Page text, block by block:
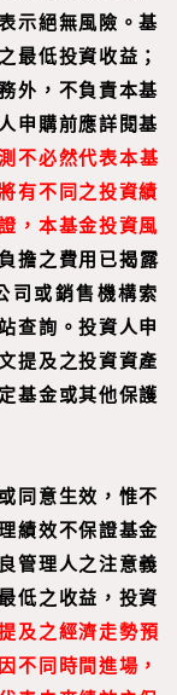
示絕無風險。基
最低投資收益；
外，不負責本基
申購前應詳閱基
不必然代表本基
有不同之投資績
，本基金投資風
擔之費用已揭露
司或銷售機構索
查詢。投資人申
提及之投資資產
基金或其他保護
同意生效，惟不
績效不保證基金
管理人之注意義
低之收益，投資
及之經濟走勢預
不同時間進場，